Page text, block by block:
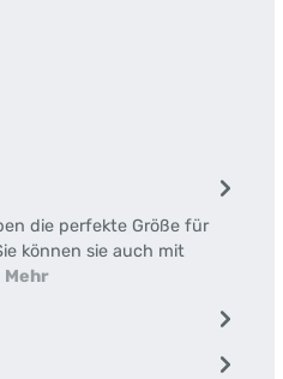
die perfekte Größe für
können sie auch mit
Mehr